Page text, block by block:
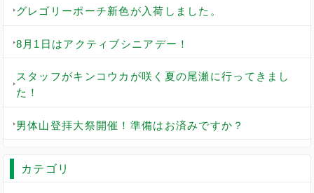
グレゴリーポーチ新色が入荷しました。
8月1日はアクティブシニアデー！
スタッフがキンコウカが咲く夏の尾瀬に行ってきまし
た！
男体山登拝大祭開催！準備はお済みですか？
カテゴリ